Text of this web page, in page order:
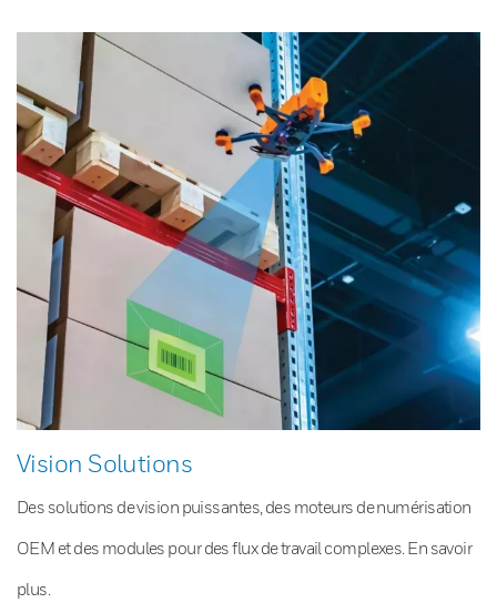
Vision Solutions
Des solutions de vision puissantes, des moteurs de numérisation
OEM et des modules pour des flux de travail complexes. En savoir
plus.